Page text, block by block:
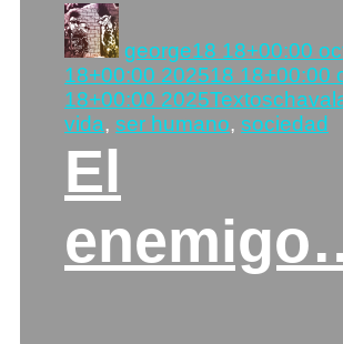
Autor
george
el
18 18+00:00
18+00:00 202518 18+00:00
18+00:00 2025Categorías
Textos
vida, ser humano, sociedad
El